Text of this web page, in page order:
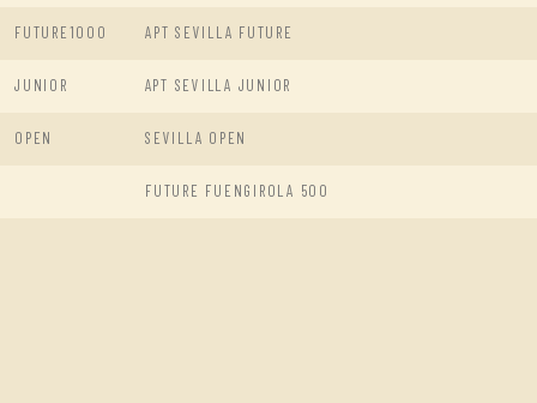
FUTURE1000 APT SEVILLA FUTURE
JUNIOR APT SEVILLA JUNIOR
OPEN SEVILLA OPEN
FUTURE FUENGIROLA 500